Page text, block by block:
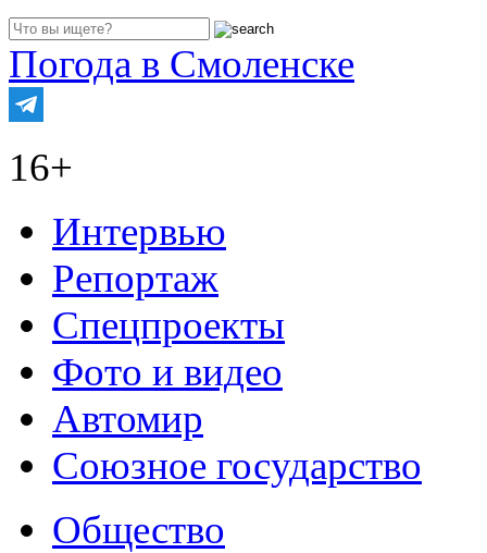
Погода в Смоленске
16+
Интервью
Репортаж
Спецпроекты
Фото и видео
Автомир
Союзное государство
Общество